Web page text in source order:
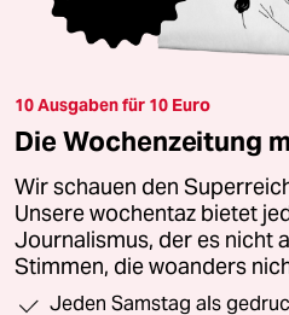
10 Ausgaben für 10 Euro
Die Wochenzeitung
Wir schauen den
Unsere wochentaz bietet
Journalismus, der es nicht
Stimmen, die woanders
Jeden Samstag als